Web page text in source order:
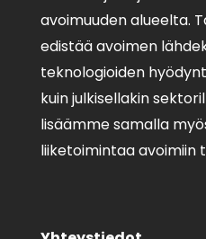
avoimuuden alueelta.
edistää avoimen
teknologioiden
kuin julkisellakin
lisäämme samalla
liiketoimintaa avoimiin